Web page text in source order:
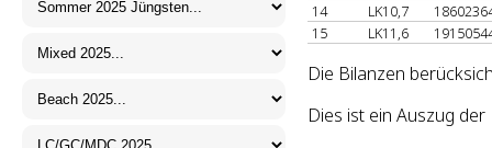
14
LK10,7
15
LK11,6
Die Bilanzen
Dies ist ein Auszug